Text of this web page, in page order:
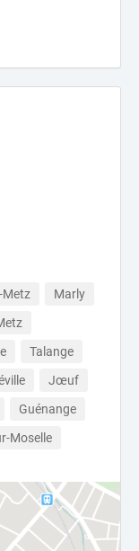
Metz
Marly
Talange
Jœuf
Guénange
Moselle